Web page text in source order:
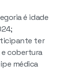
é idade
ter
e cobertura
médica